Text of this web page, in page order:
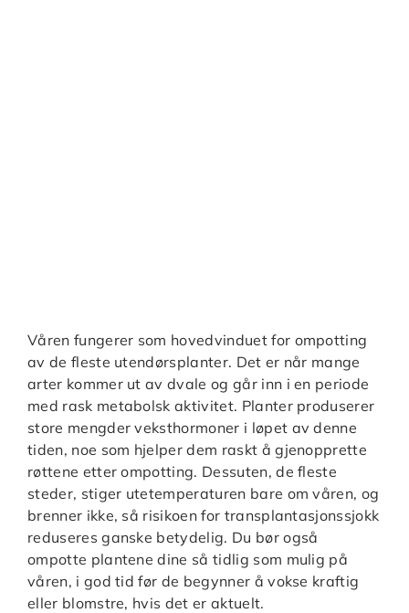
Våren fungerer som hovedvinduet for ompotting
av de fleste utendørsplanter. Det er når mange
arter kommer ut av dvale og går inn i en periode
med rask metabolsk aktivitet. Planter produserer
store mengder veksthormoner i løpet av denne
tiden, noe som hjelper dem raskt å gjenopprette
røttene etter ompotting. Dessuten, de fleste
steder, stiger utetemperaturen bare om våren, og
brenner ikke, så risikoen for transplantasjonssjokk
reduseres ganske betydelig. Du bør også
ompotte plantene dine så tidlig som mulig på
våren, i god tid før de begynner å vokse kraftig
eller blomstre, hvis det er aktuelt.